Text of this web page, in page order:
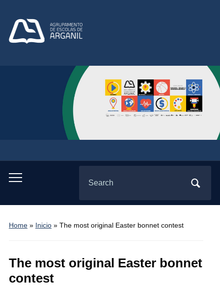
Toggle
menu
for:
Home» Inicio» The most original Easter bonnet contest
The most original Easter bonnet
contest